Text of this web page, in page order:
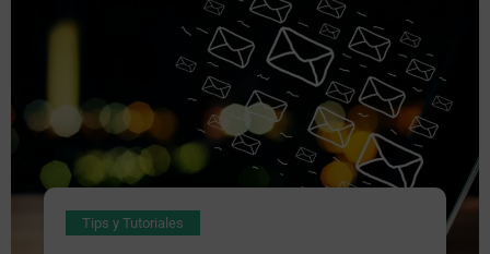
Tips y Tutoriales